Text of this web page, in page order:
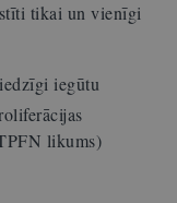
tikai un vienīgi
iegūtu
likums)